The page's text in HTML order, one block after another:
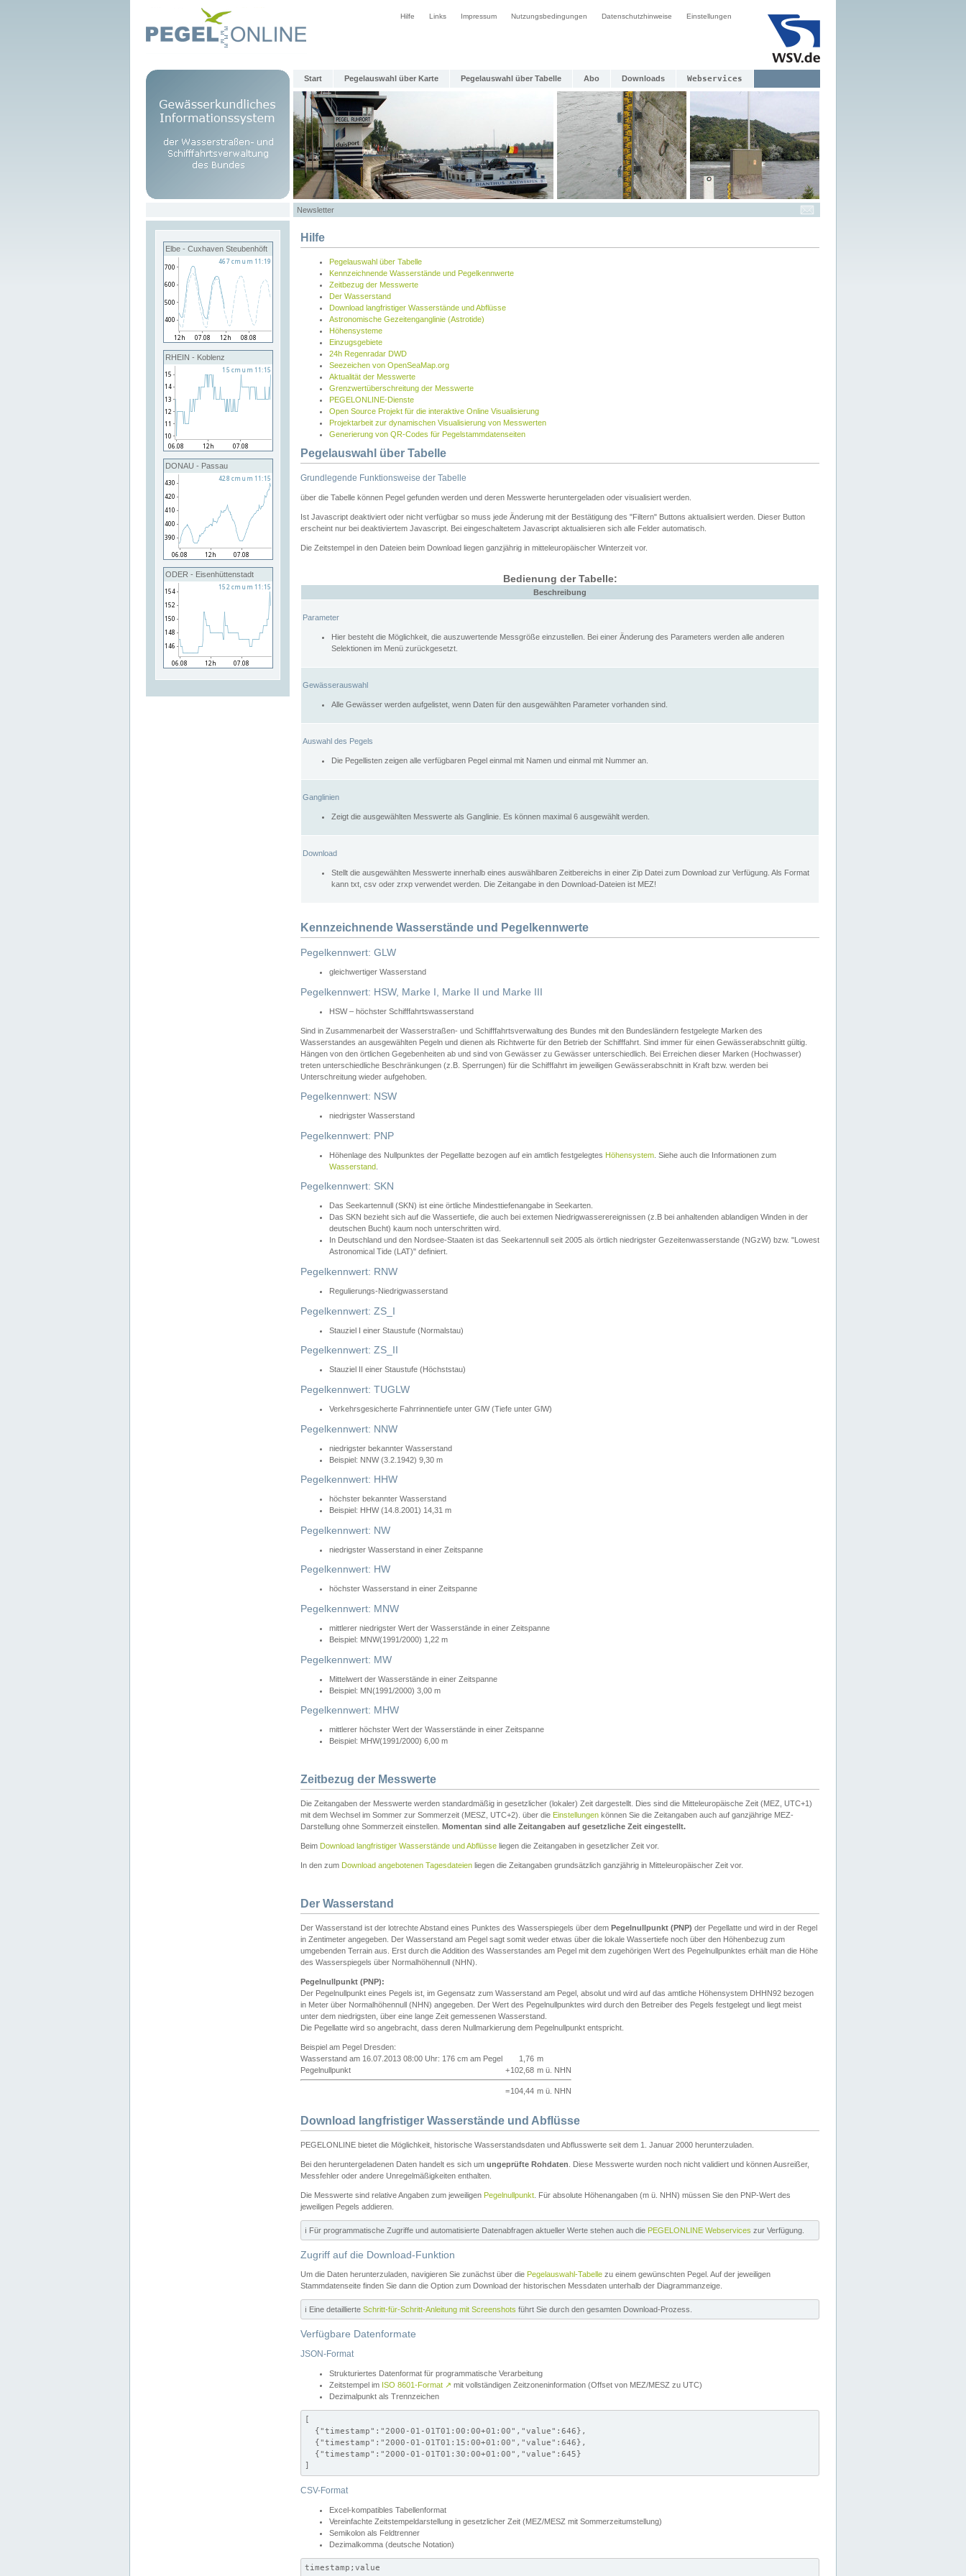
Hilfe Links Impressum Nutzungsbedingungen Datenschutzhinweise Einstellungen
Start Pegelauswahl über Karte Pegelauswahl über Tabelle Abo Downloads Webservices
Newsletter
Elbe - Cuxhaven Steubenhöft
RHEIN - Koblenz
DONAU - Passau
ODER - Eisenhüttenstadt
Hilfe
Pegelauswahl über Tabelle
Kennzeichnende Wasserstände und Pegelkennwerte
Zeitbezug der Messwerte
Der Wasserstand
Download langfristiger Wasserstände und Abflüsse
Astronomische Gezeitenganglinie (Astrotide)
Höhensysteme
Einzugsgebiete
24h Regenradar DWD
Seezeichen von OpenSeaMap.org
Aktualität der Messwerte
Grenzwertüberschreitung der Messwerte
PEGELONLINE-Dienste
Open Source Projekt für die interaktive Online Visualisierung
Projektarbeit zur dynamischen Visualisierung von Messwerten
Generierung von QR-Codes für Pegelstammdatenseiten
Pegelauswahl über Tabelle
Grundlegende Funktionsweise der Tabelle
über die Tabelle können Pegel gefunden werden und deren Messwerte heruntergeladen oder visualisiert werden.
Ist Javascript deaktiviert oder nicht verfügbar so muss jede Änderung mit der Bestätigung des "Filtern" Buttons aktualisiert werden. Dieser Button
erscheint nur bei deaktiviertem Javascript. Bei eingeschaltetem Javascript aktualisieren sich alle Felder automatisch.
Die Zeitstempel in den Dateien beim Download liegen ganzjährig in mitteleuropäischer Winterzeit vor.
Bedienung der Tabelle:
Beschreibung
Parameter
Hier besteht die Möglichkeit, die auszuwertende Messgröße einzustellen. Bei einer Änderung des Parameters werden alle anderen
Selektionen im Menü zurückgesetzt.
Gewässerauswahl
Alle Gewässer werden aufgelistet, wenn Daten für den ausgewählten Parameter vorhanden sind.
Auswahl des Pegels
Die Pegellisten zeigen alle verfügbaren Pegel einmal mit Namen und einmal mit Nummer an.
Ganglinien
Zeigt die ausgewählten Messwerte als Ganglinie. Es können maximal 6 ausgewählt werden.
Download
Stellt die ausgewählten Messwerte innerhalb eines auswählbaren Zeitbereichs in einer Zip Datei zum Download zur Verfügung. Als Format
kann txt, csv oder zrxp verwendet werden. Die Zeitangabe in den Download-Dateien ist MEZ!
Kennzeichnende Wasserstände und Pegelkennwerte
Pegelkennwert: GLW
gleichwertiger Wasserstand
Pegelkennwert: HSW, Marke I, Marke II und Marke III
HSW – höchster Schifffahrtswasserstand
Sind in Zusammenarbeit der Wasserstraßen- und Schifffahrtsverwaltung des Bundes mit den Bundesländern festgelegte Marken des
Wasserstandes an ausgewählten Pegeln und dienen als Richtwerte für den Betrieb der Schifffahrt. Sind immer für einen Gewässerabschnitt gültig.
Hängen von den örtlichen Gegebenheiten ab und sind von Gewässer zu Gewässer unterschiedlich. Bei Erreichen dieser Marken (Hochwasser)
treten unterschiedliche Beschränkungen (z.B. Sperrungen) für die Schifffahrt im jeweiligen Gewässerabschnitt in Kraft bzw. werden bei
Unterschreitung wieder aufgehoben.
Pegelkennwert: NSW
niedrigster Wasserstand
Pegelkennwert: PNP
Höhenlage des Nullpunktes der Pegellatte bezogen auf ein amtlich festgelegtes Höhensystem . Siehe auch die Informationen zum
Wasserstand
Pegelkennwert: SKN
Das Seekartennull (SKN) ist eine örtliche Mindesttiefenangabe in Seekarten.
Das SKN bezieht sich auf die Wassertiefe, die auch bei extemen Niedrigwasserereignissen (z.B bei anhaltenden ablandigen Winden in der
deutschen Bucht) kaum noch unterschritten wird.
In Deutschland und den Nordsee-Staaten ist das Seekartennull seit 2005 als örtlich niedrigster Gezeitenwasserstande (NGzW) bzw. "Lowest
Astronomical Tide (LAT)" definiert.
Pegelkennwert: RNW
Regulierungs-Niedrigwasserstand
Pegelkennwert: ZS_I
Stauziel I einer Staustufe (Normalstau)
Pegelkennwert: ZS_II
Stauziel II einer Staustufe (Höchststau)
Pegelkennwert: TUGLW
Verkehrsgesicherte Fahrrinnentiefe unter GlW (Tiefe unter GlW)
Pegelkennwert: NNW
niedrigster bekannter Wasserstand
Beispiel: NNW (3.2.1942) 9,30 m
Pegelkennwert: HHW
höchster bekannter Wasserstand
Beispiel: HHW (14.8.2001) 14,31 m
Pegelkennwert: NW
niedrigster Wasserstand in einer Zeitspanne
Pegelkennwert: HW
höchster Wasserstand in einer Zeitspanne
Pegelkennwert: MNW
mittlerer niedrigster Wert der Wasserstände in einer Zeitspanne
Beispiel: MNW(1991/2000) 1,22 m
Pegelkennwert: MW
Mittelwert der Wasserstände in einer Zeitspanne
Beispiel: MN(1991/2000) 3,00 m
Pegelkennwert: MHW
mittlerer höchster Wert der Wasserstände in einer Zeitspanne
Beispiel: MHW(1991/2000) 6,00 m
Zeitbezug der Messwerte
Die Zeitangaben der Messwerte werden standardmäßig in gesetzlicher (lokaler) Zeit dargestellt. Dies sind die Mitteleuropäische Zeit (MEZ, UTC+1)
mit dem Wechsel im Sommer zur Sommerzeit (MESZ, UTC+2). über die Einstellungen können Sie die Zeitangaben auch auf ganzjährige MEZ-
Darstellung ohne Sommerzeit einstellen. Momentan sind alle Zeitangaben auf gesetzliche Zeit eingestellt.
Beim Download langfristiger Wasserstände und Abflüsse liegen die Zeitangaben in gesetzlicher Zeit vor.
In den zum Download angebotenen Tagesdateien liegen die Zeitangaben grundsätzlich ganzjährig in Mitteleuropäischer Zeit vor.
Der Wasserstand
Der Wasserstand ist der lotrechte Abstand eines Punktes des Wasserspiegels über dem Pegelnullpunkt (PNP) der Pegellatte und wird in der Regel
in Zentimeter angegeben. Der Wasserstand am Pegel sagt somit weder etwas über die lokale Wassertiefe noch über den Höhenbezug zum
umgebenden Terrain aus. Erst durch die Addition des Wasserstandes am Pegel mit dem zugehörigen Wert des Pegelnullpunktes erhält man die Höhe
des Wasserspiegels über Normalhöhennull (NHN).
Pegelnullpunkt (PNP):
Der Pegelnullpunkt eines Pegels ist, im Gegensatz zum Wasserstand am Pegel, absolut und wird auf das amtliche Höhensystem DHHN92 bezogen
in Meter über Normalhöhennull (NHN) angegeben. Der Wert des Pegelnullpunktes wird durch den Betreiber des Pegels festgelegt und liegt meist
unter dem niedrigsten, über eine lange Zeit gemessenen Wasserstand.
Die Pegellatte wird so angebracht, dass deren Nullmarkierung dem Pegelnullpunkt entspricht.
Beispiel am Pegel Dresden:
Wasserstand am 16.07.2013 08:00 Uhr: 176 cm am Pegel
1,76 m
Pegelnullpunkt
+102,68 m ü. NHN
=104,44 m ü. NHN
Download langfristiger Wasserstände und Abflüsse
PEGELONLINE bietet die Möglichkeit, historische Wasserstandsdaten und Abflusswerte seit dem 1. Januar 2000 herunterzuladen.
Bei den heruntergeladenen Daten handelt es sich um ungeprüfte Rohdaten . Diese Messwerte wurden noch nicht validiert und können Ausreißer,
Messfehler oder andere Unregelmäßigkeiten enthalten.
Die Messwerte sind relative Angaben zum jeweiligen Pegelnullpunkt . Für absolute Höhenangaben (m ü. NHN) müssen Sie den PNP-Wert des
jeweiligen Pegels addieren.
ℹ️ Für programmatische Zugriffe und automatisierte Datenabfragen aktueller Werte stehen auch die PEGELONLINE Webservices zur Verfügung.
Zugriff auf die Download-Funktion
Um die Daten herunterzuladen, navigieren Sie zunächst über die Pegelauswahl-Tabelle zu einem gewünschten Pegel. Auf der jeweiligen
Stammdatenseite finden Sie dann die Option zum Download der historischen Messdaten unterhalb der Diagrammanzeige.
ℹ️ Eine detaillierte Schritt-für-Schritt-Anleitung mit Screenshots führt Sie durch den gesamten Download-Prozess.
Verfügbare Datenformate
JSON-Format
Strukturiertes Datenformat für programmatische Verarbeitung
Zeitstempel im ISO 8601-Format ↗ mit vollständigen Zeitzoneninformation (Offset von MEZ/MESZ zu UTC)
Dezimalpunkt als Trennzeichen
[
  {"timestamp":"2000-01-01T01:00:00+01:00","value":646},
  {"timestamp":"2000-01-01T01:15:00+01:00","value":646},
  {"timestamp":"2000-01-01T01:30:00+01:00","value":645}
]
CSV-Format
Excel-kompatibles Tabellenformat
Vereinfachte Zeitstempeldarstellung in gesetzlicher Zeit (MEZ/MESZ mit Sommerzeitumstellung)
Semikolon als Feldtrenner
Dezimalkomma (deutsche Notation)
timestamp;value